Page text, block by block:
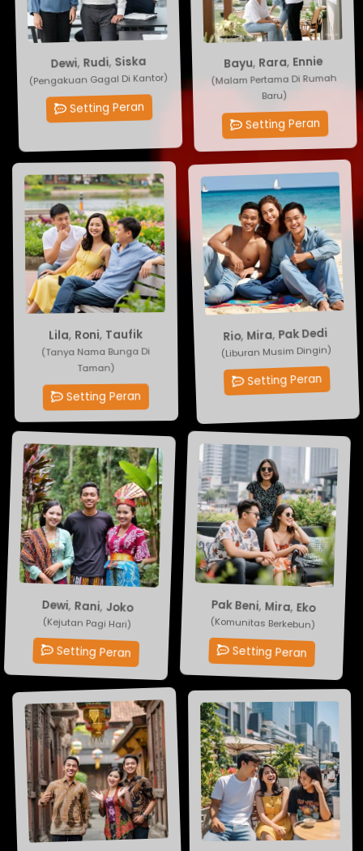
Dewi,Rudi,Siska
(Pengakuan Gagal Di Kantor)
Setting Peran
Bayu,Rara,Ennie
(Malam Pertama Di Rumah
Baru)
Setting Peran
Lila,Roni,Taufik
(Tanya Nama Bunga Di
Taman)
Setting Peran
Rio,Mira,Pak Dedi
(Liburan Musim Dingin)
Setting Peran
Dewi ,Rani ,Joko
(Kejutan Pagi Hari)
Setting Peran
Pak Beni ,Mira ,Eko
(Komunitas Berkebun)
Setting Peran